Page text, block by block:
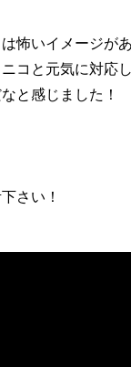
怖いイメージが
コと元気に対応
と感じました！
さい！